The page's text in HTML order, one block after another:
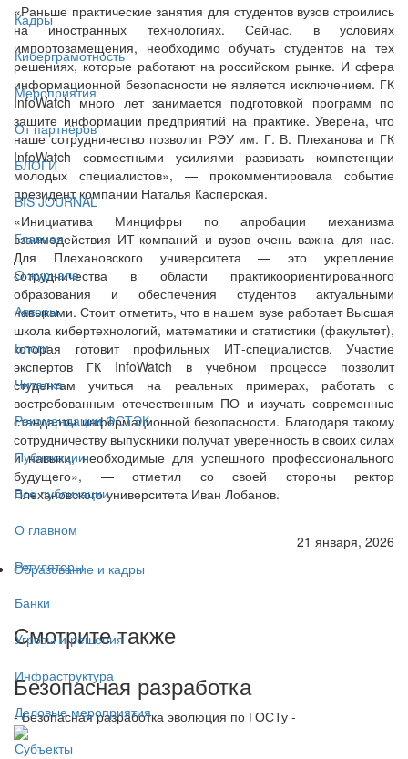
Кадры
Киберграмотность
Мероприятия
От партнёров
БЛОГИ
BIS JOURNAL
Главная
О журнале
Авторы
Блоги
Читалка
Рекомендации ФСТЭК
Публикации
Все публикации
О главном
Регуляторы
Банки
Угрозы и решения
Инфраструктура
Деловые мероприятия
Субъекты
«Раньше практические занятия для студентов вузов строились
на иностранных технологиях. Сейчас, в условиях
импортозамещения, необходимо обучать студентов на тех
решениях, которые работают на российском рынке. И сфера
информационной безопасности не является исключением. ГК
InfoWatch много лет занимается подготовкой программ по
защите информации предприятий на практике. Уверена, что
наше сотрудничество позволит РЭУ им. Г. В. Плеханова и ГК
InfoWatch совместными усилиями развивать компетенции
молодых специалистов», — прокомментировала событие
президент компании Наталья Касперская.
«Инициатива Минцифры по апробации механизма
взаимодействия ИТ-компаний и вузов очень важна для нас.
Для Плехановского университета — это укрепление
сотрудничества в области практикоориентированного
образования и обеспечения студентов актуальными
навыками. Стоит отметить, что в нашем вузе работает Высшая
школа кибертехнологий, математики и статистики (факультет),
которая готовит профильных ИТ-специалистов. Участие
экспертов ГК InfoWatch в учебном процессе позволит
студентам учиться на реальных примерах, работать с
востребованным отечественным ПО и изучать современные
стандарты информационной безопасности. Благодаря такому
сотрудничеству выпускники получат уверенность в своих силах
и навыки, необходимые для успешного профессионального
будущего», — отметил со своей стороны ректор
Плехановского университета Иван Лобанов.
21 января, 2026
Образование и кадры
Смотрите также
Безопасная разработка
- Безопасная разработка эволюция по ГОСТу -